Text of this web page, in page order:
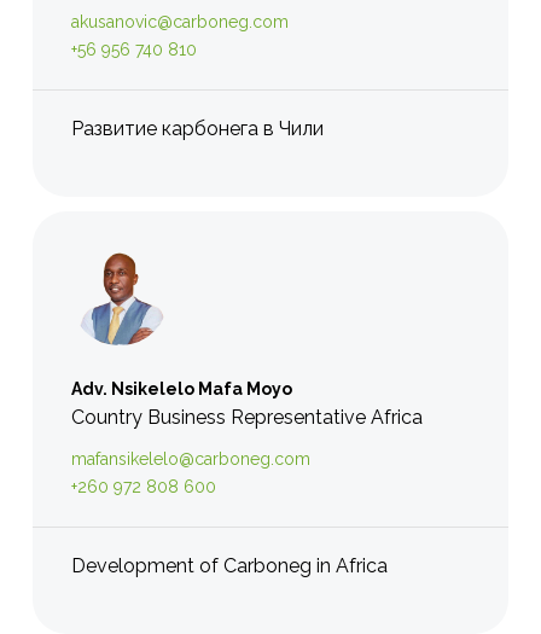
akusanovic@carboneg.com
+56 956 740 810
Развитие карбонега в Чили
Adv. Nsikelelo Mafa Moyo
Country Business Representative Africa
mafansikelelo@carboneg.com
+260 972 808 600
Development of Carboneg in Africa